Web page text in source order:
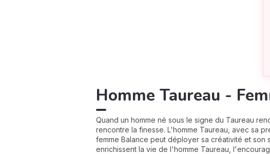
Homme Taureau -
Quand un homme né sous le signe du Taureau
rencontre la finesse. L'homme Taureau, avec sa
femme Balance peut déployer sa créativité et son
enrichissent la vie de l'homme Taureau,